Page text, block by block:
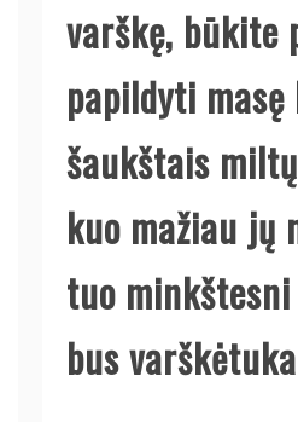
varškę, būkite
papildyti
šaukštais
kuo mažiau jų
tuo
bus